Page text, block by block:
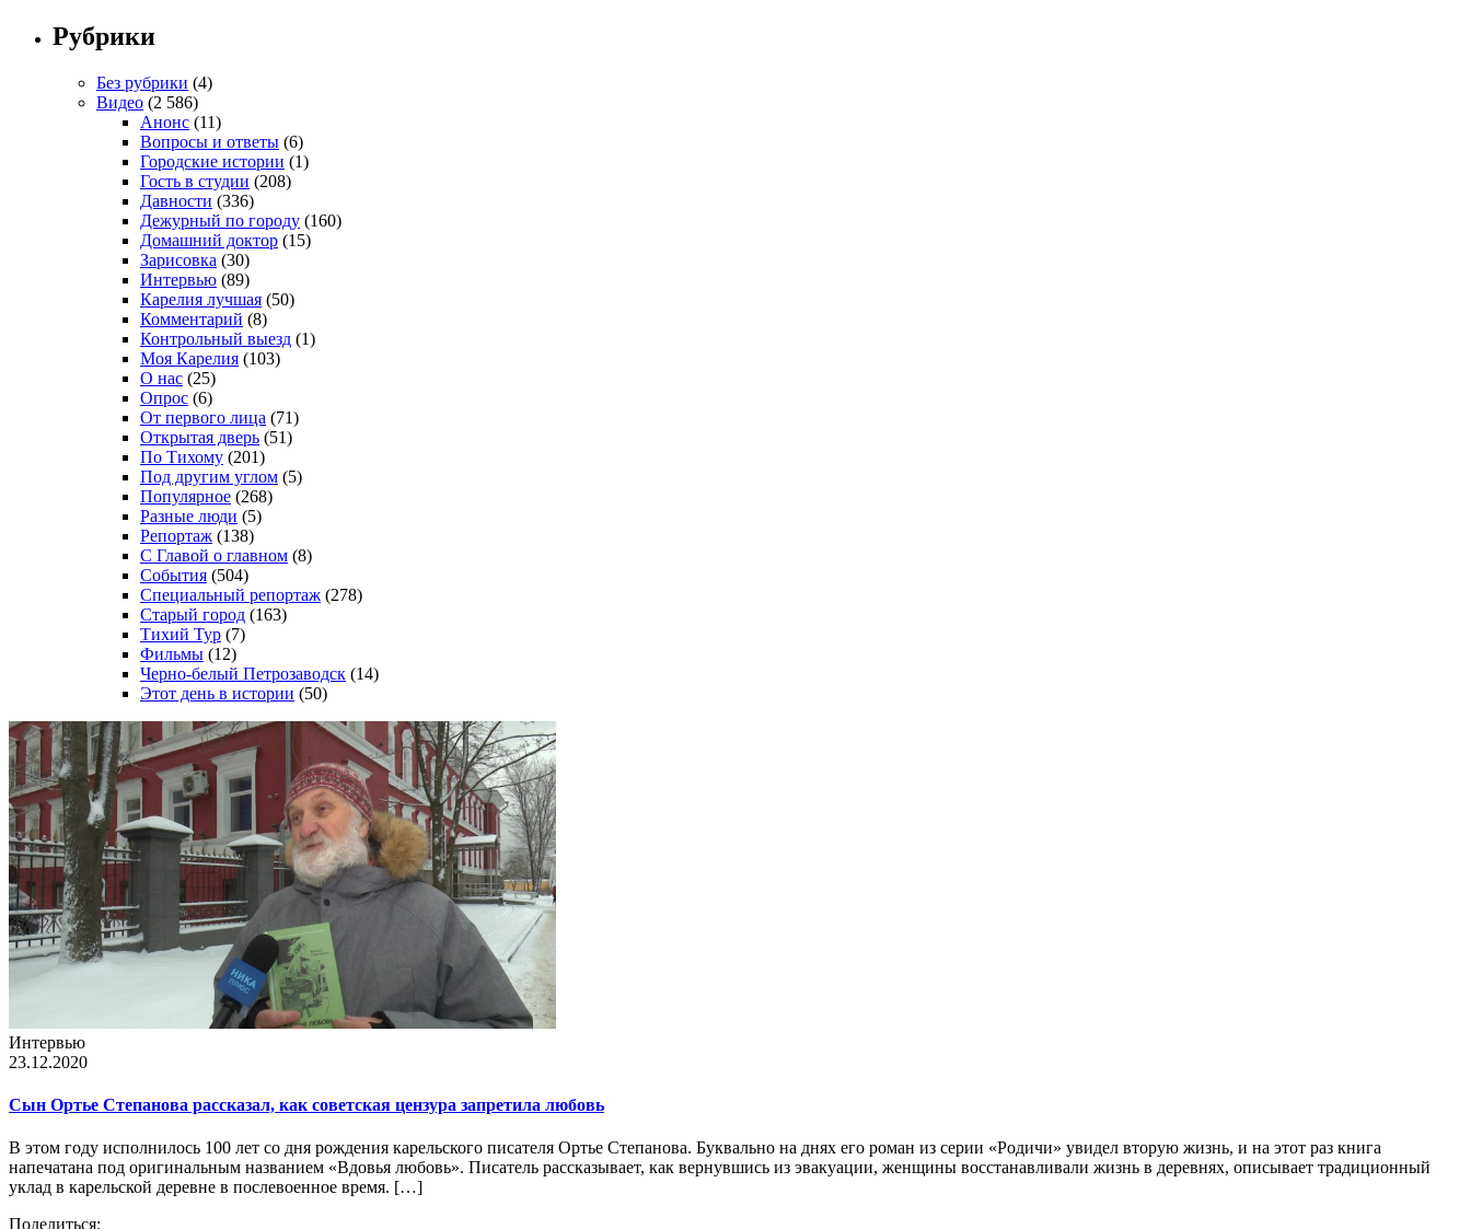
Рубрики
Без рубрики (4)
Видео (2 586)
Анонс (11)
Вопросы и ответы (6)
Городские истории (1)
Гость в студии (208)
Давности (336)
Дежурный по городу (160)
Домашний доктор (15)
Зарисовка (30)
Интервью (89)
Карелия лучшая (50)
Комментарий (8)
Контрольный выезд (1)
Моя Карелия (103)
О нас (25)
Опрос (6)
От первого лица (71)
Открытая дверь (51)
По Тихому (201)
Под другим углом (5)
Популярное (268)
Разные люди (5)
Репортаж (138)
С Главой о главном (8)
События (504)
Специальный репортаж (278)
Старый город (163)
Тихий Тур (7)
Фильмы (12)
Черно-белый Петрозаводск (14)
Этот день в истории (50)
Интервью
23.12.2020
Сын Ортье Степанова рассказал, как советская цензура запретила любовь
В этом году исполнилось 100 лет со дня рождения карельского писателя Ортье Степанова. Буквально на днях его роман из серии «Родичи» увидел вторую жизнь, и на этот раз книга
напечатана под оригинальным названием «Вдовья любовь». Писатель рассказывает, как вернувшись из эвакуации, женщины восстанавливали жизнь в деревнях, описывает традиционный
уклад в карельской деревне в послевоенное время. […]
Поделиться: